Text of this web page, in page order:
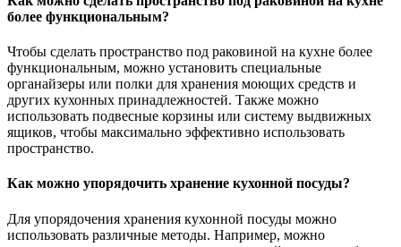
более функциональным?
Чтобы сделать пространство под раковиной на кухне более
функциональным, можно установить специальные
органайзеры или полки для хранения моющих средств и
других кухонных принадлежностей. Также можно
использовать подвесные корзины или систему выдвижных
ящиков, чтобы максимально эффективно использовать
пространство.
Как можно упорядочить хранение кухонной посуды?
Для упорядочения хранения кухонной посуды можно
использовать различные методы. Например, можно